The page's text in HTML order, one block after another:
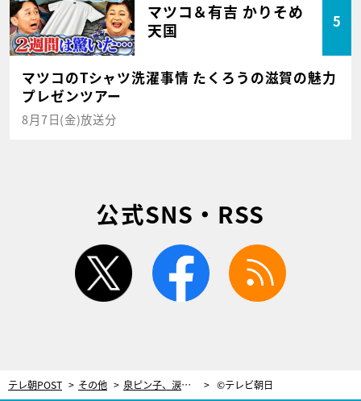
マツコ＆有吉 かりそめ
天国
5
マツコのTシャツ洗濯事情 たくろうの滋賀の魅力
プレゼンツアー
8月7日(金)放送分
公式SNS・RSS
twitter facebook
テレ朝POST その他 泉ピン子、涙！中村雅俊、驚き！浅間山荘事件など、昭和の大事件の裏側に迫る ©テレビ朝日